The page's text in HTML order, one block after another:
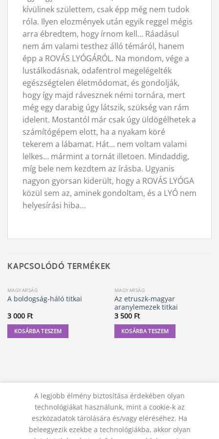
kívülinek születtem, csak épp még nem tudok
róla. Ilyen elozmények után egyik reggel mégis
arra ébredtem, hogy írnom kell… Ráadásul
nem ám valami testhez álló témáról, hanem
épp a ROVÁS LYÓGÁRÓL. Na mondom, vége a
lustálkodásnak, odafentrol megelégelték
egészségtelen életmódomat, és gondolják,
hogy így majd rávesznek némi tornára, mert
még egy darabig úgy látszik, szükség van rám
idelent. Mostantól már csak úgy üldögélhetek a
számítógépem elott, ha a nyakam köré
tekerem a lábamat. Hát… nem voltam valami
lelkes… mármint a tornát illetoen. Mindaddig,
míg bele nem kezdtem az írásba. Ugyanis
nagyon gyorsan kiderült, hogy a ROVÁS LYÓGA
közül sem az, aminek gondoltam, és a LYÓ nem
helyesírási hiba…
KAPCSOLÓDÓ TERMÉKEK
MAGYARSÁG
A boldogság-háló titkai
3 000 Ft
KOSÁRBA TESZEM
MAGYARSÁG
Az etruszk-magyar
aranylemezek titkai
3 500 Ft
KOSÁRBA TESZEM
A legjobb élmény biztosítása érdekében olyan
technológiákat használunk, mint a cookie-k az
eszközadatok tárolására és/vagy eléréséhez. Ha
beleegyezik ezekbe a technológiákba, akkor olyan